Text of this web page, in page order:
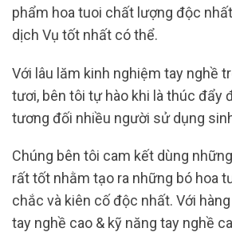
phẩm hoa tuoi chất lượng độc
dịch Vụ tốt nhất có thể.
Với lâu lăm kinh nghiệm tay nghề
tươi, bên tôi tự hào khi là thúc đẩy
tương đối nhiều người sử dụng
Chúng bên tôi cam kết dùng
rất tốt nhằm tạo ra những bó hoa
chắc và kiên cố độc nhất. Với
tay nghề cao & kỹ năng tay nghề